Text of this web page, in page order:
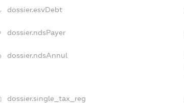
dossier.esvDebt
dossier.ndsPayer
dossier.ndsAnnul
dossier.single_tax_reg